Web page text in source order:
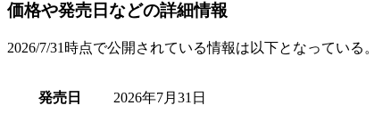
価格や発売日などの詳細情報
2026/7/31時点で公開されている情報は以下となっている。
発売日 2026年7月31日